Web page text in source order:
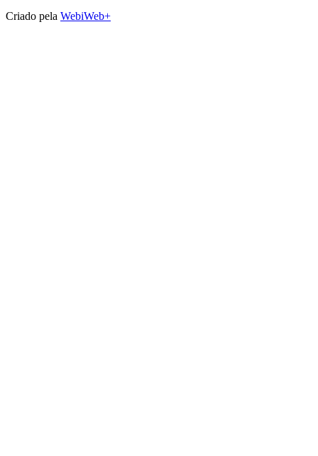
Criado pela WebiWeb+